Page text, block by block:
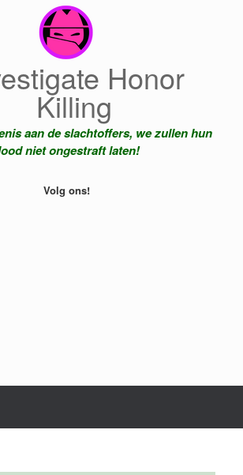
Honor
Killing
aan de slachtoffers, we zullen hun
niet ongestraft laten!
Volg ons!